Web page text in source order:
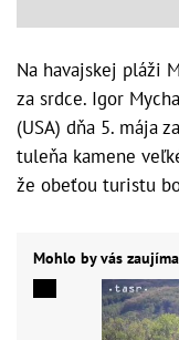
Na havajskej pláži
za srdce. Igor
(USA) dňa 5. mája
tuleňa kamene
že obeťou turistu
Mohlo by vás